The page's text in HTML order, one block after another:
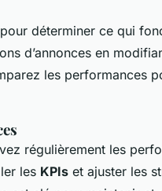
déterminer ce qui
d’annonces en
les performances
régulièrement les
les KPIs et ajuster les